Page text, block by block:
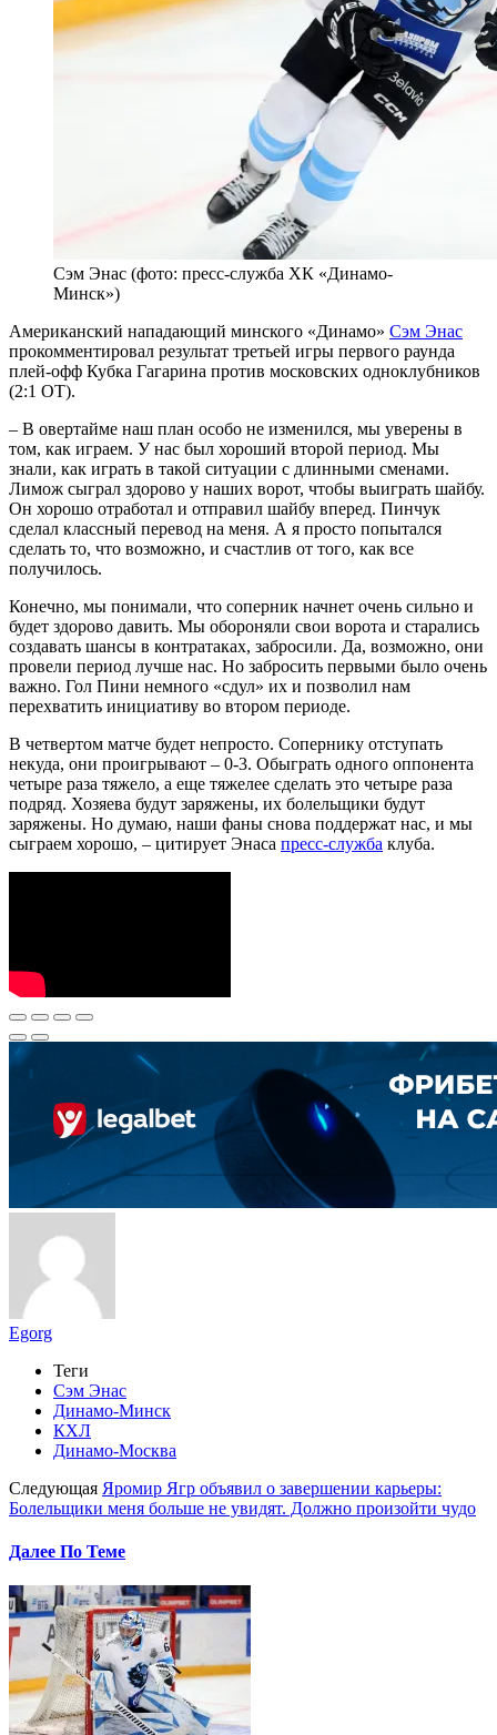
Сэм Энас (фото: пресс-служба ХК «Динамо-
Минск»)
Американский нападающий минского «Динамо» Сэм Энас
прокомментировал результат третьей игры первого раунда
плей-офф Кубка Гагарина против московских одноклубников
(2:1 ОТ).
– В овертайме наш план особо не изменился, мы уверены в
том, как играем. У нас был хороший второй период. Мы
знали, как играть в такой ситуации с длинными сменами.
Лимож сыграл здорово у наших ворот, чтобы выиграть шайбу.
Он хорошо отработал и отправил шайбу вперед. Пинчук
сделал классный перевод на меня. А я просто попытался
сделать то, что возможно, и счастлив от того, как все
получилось.
Конечно, мы понимали, что соперник начнет очень сильно и
будет здорово давить. Мы обороняли свои ворота и старались
создавать шансы в контратаках, забросили. Да, возможно, они
провели период лучше нас. Но забросить первыми было очень
важно. Гол Пини немного «сдул» их и позволил нам
перехватить инициативу во втором периоде.
В четвертом матче будет непросто. Сопернику отступать
некуда, они проигрывают – 0-3. Обыграть одного оппонента
четыре раза тяжело, а еще тяжелее сделать это четыре раза
подряд. Хозяева будут заряжены, их болельщики будут
заряжены. Но думаю, наши фаны снова поддержат нас, и мы
сыграем хорошо, – цитирует Энаса пресс-служба клуба.
Egorg
Теги
Сэм Энас
Динамо-Минск
КХЛ
Динамо-Москва
Следующая Яромир Ягр объявил о завершении карьеры:
Болельщики меня больше не увидят. Должно произойти чудо
Далее По Теме